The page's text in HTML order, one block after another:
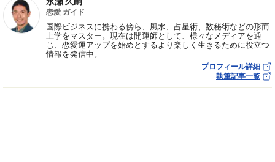
恋愛 ガイド
国際ビジネスに携わる傍ら、風水、占星術、数秘術などの形而
上学をマスター。現在は開運師として、様々なメディアを通
じ、恋愛運アップを始めとするより楽しく生きるために役立つ
情報を発信中。
プロフィール詳細
執筆記事一覧